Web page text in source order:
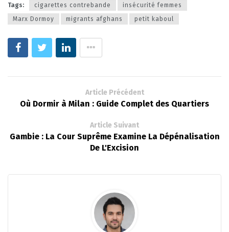
Tags: cigarettes contrebande
insécurité femmes
Marx Dormoy
migrants afghans petit kaboul
Article Précédent
Où Dormir à Milan : Guide Complet des Quartiers
Article Suivant
Gambie : La Cour Suprême Examine La Dépénalisation
De L'Excision